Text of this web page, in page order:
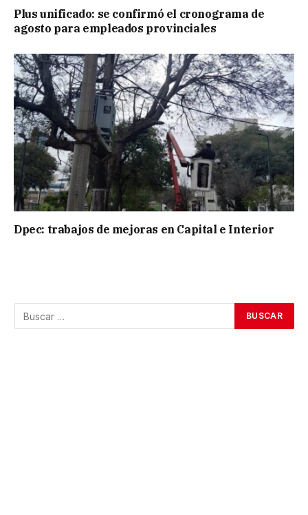
Plus unificado: se confirmó el cronograma de
agosto para empleados provinciales
Dpec: trabajos de mejoras en Capital e Interior